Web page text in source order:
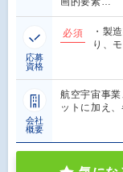
応募
資格
必須
・製
り、
会社
概要
航空宇宙事
ットに加え